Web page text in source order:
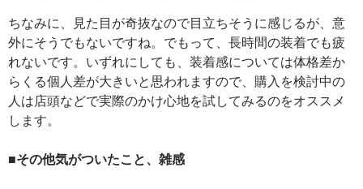
ちなみに、見た目が奇抜なので目立ちそうに感じるが、意
外にそうでもないですね。でもって、長時間の装着でも疲
れないです。いずれにしても、装着感については体格差か
らくる個人差が大きいと思われますので、購入を検討中の
人は店頭などで実際のかけ心地を試してみるのをオススメ
します。
■その他気がついたこと、雑感